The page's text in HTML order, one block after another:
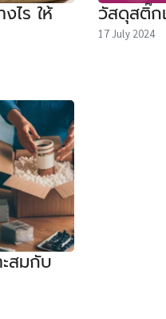
ไร ให้
วัสดุสติ๊ก
17 July 2024
สมกับ